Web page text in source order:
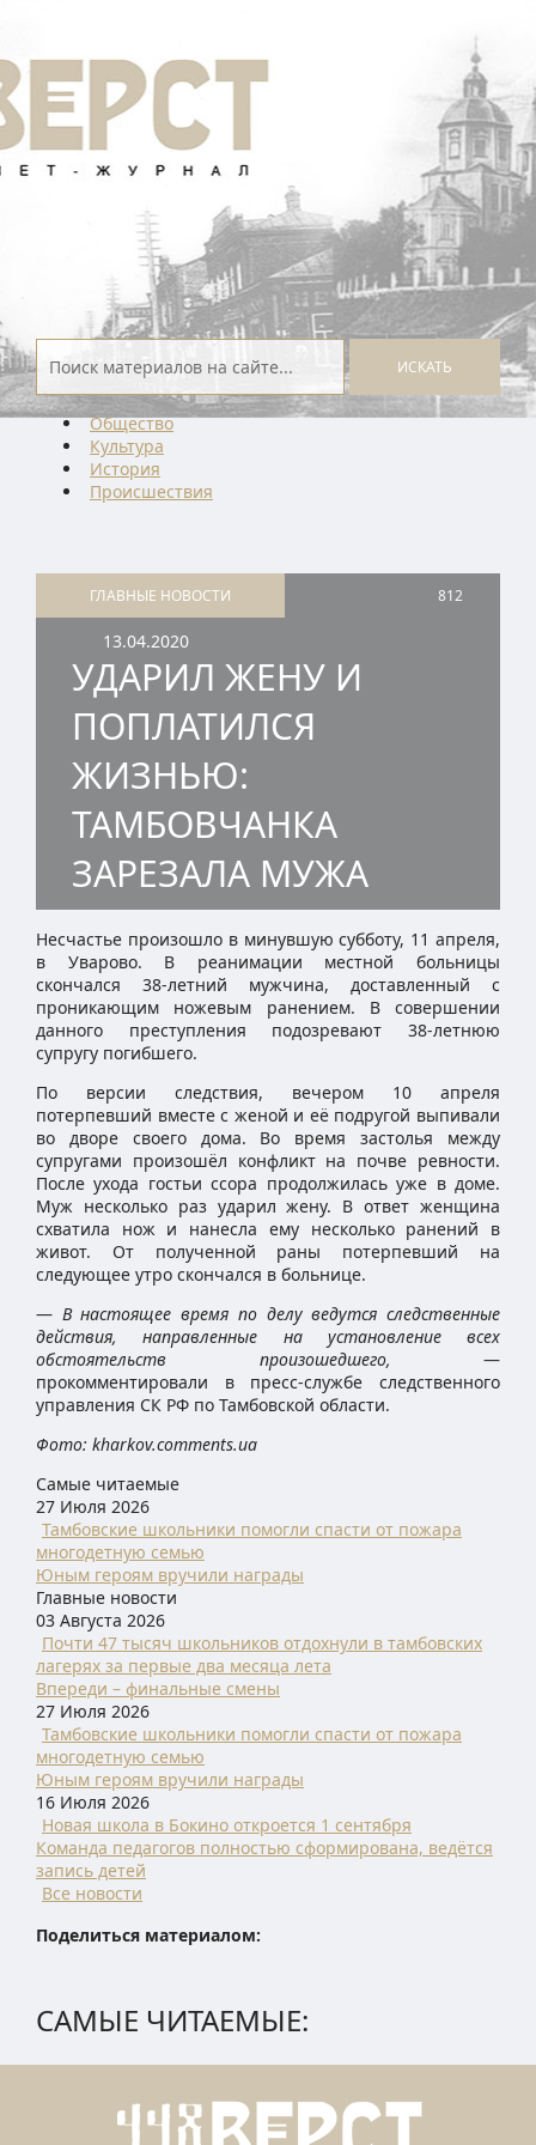
ИСКАТЬ
Общество
Культура
История
Проиcшествия
ГЛАВНЫЕ НОВОСТИ 812
13.04.2020
УДАРИЛ ЖЕНУ И
ПОПЛАТИЛСЯ
ЖИЗНЬЮ:
ТАМБОВЧАНКА
ЗАРЕЗАЛА МУЖА
Несчастье произошло в минувшую субботу, 11 апреля,
в Уварово. В реанимации местной больницы
скончался 38-летний мужчина, доставленный с
проникающим ножевым ранением. В совершении
данного преступления подозревают 38-летнюю
супругу погибшего.
По версии следствия, вечером 10 апреля
потерпевший вместе с женой и её подругой выпивали
во дворе своего дома. Во время застолья между
супругами произошёл конфликт на почве ревности.
После ухода гостьи ссора продолжилась уже в доме.
Муж несколько раз ударил жену. В ответ женщина
схватила нож и нанесла ему несколько ранений в
живот. От полученной раны потерпевший на
следующее утро скончался в больнице.
— В настоящее время по делу ведутся следственные
действия, направленные на установление всех
обстоятельств произошедшего, —
прокомментировали в пресс-службе следственного
управления СК РФ по Тамбовской области.
Фото: kharkov.comments.ua
Самые читаемые
27 Июля 2026
Тамбовские школьники помогли спасти от пожара
многодетную семью
Юным героям вручили награды
Главные новости
03 Августа 2026
Почти 47 тысяч школьников отдохнули в тамбовских
лагерях за первые два месяца лета
Впереди – финальные смены
27 Июля 2026
Тамбовские школьники помогли спасти от пожара
многодетную семью
Юным героям вручили награды
16 Июля 2026
Новая школа в Бокино откроется 1 сентября
Команда педагогов полностью сформирована, ведётся
запись детей
Все новости
Поделиться материалом:
САМЫЕ ЧИТАЕМЫЕ: